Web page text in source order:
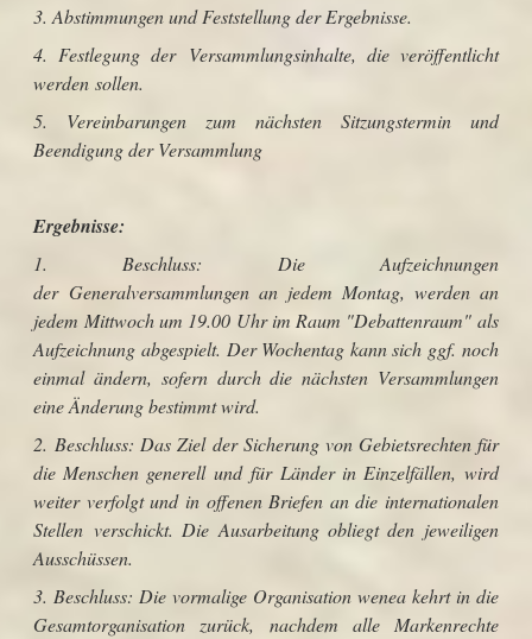
3. Abstimmungen und Feststellung der Ergebnisse.
4. Festlegung der Versammlungsinhalte, die veröffentlicht
werden sollen.
5. Vereinbarungen zum nächsten Sitzungstermin und
Beendigung der Versammlung
Ergebnisse:
1. Beschluss: Die Aufzeichnungen
der Generalversammlungen an jedem Montag, werden an
jedem Mittwoch um 19.00 Uhr im Raum "Debattenraum" als
Aufzeichnung abgespielt. Der Wochentag kann sich ggf. noch
einmal ändern, sofern durch die nächsten Versammlungen
eine Änderung bestimmt wird.
2. Beschluss: Das Ziel der Sicherung von Gebietsrechten für
die Menschen generell und für Länder in Einzelfällen, wird
weiter verfolgt und in offenen Briefen an die internationalen
Stellen verschickt. Die Ausarbeitung obliegt den jeweiligen
Ausschüssen.
3. Beschluss: Die vormalige Organisation wenea kehrt in die
Gesamtorganisation zurück, nachdem alle Markenrechte